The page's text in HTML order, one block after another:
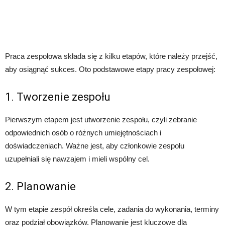
Praca zespołowa składa się z kilku etapów, które należy przejść,
aby osiągnąć sukces. Oto podstawowe etapy pracy zespołowej:
1. Tworzenie zespołu
Pierwszym etapem jest utworzenie zespołu, czyli zebranie
odpowiednich osób o różnych umiejętnościach i
doświadczeniach. Ważne jest, aby członkowie zespołu
uzupełniali się nawzajem i mieli wspólny cel.
2. Planowanie
W tym etapie zespół określa cele, zadania do wykonania, terminy
oraz podział obowiązków. Planowanie jest kluczowe dla